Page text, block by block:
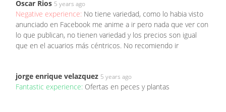
Oscar Rios 5 years ago
Negative experience: No tiene variedad, como lo habia visto
anunciado en Facebook me anime a ir pero nada que ver con
lo que publican, no tienen variedad y los precios son igual
que en el acuarios más céntricos. No recomiendo ir
jorge enrique velazquez 5 years ago
Fantastic experience: Ofertas en peces y plantas